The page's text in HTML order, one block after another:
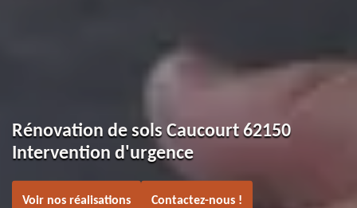
Rénovation de sols Caucourt 62150
Intervention d'urgence
Voir nos réalisations Contactez-nous !